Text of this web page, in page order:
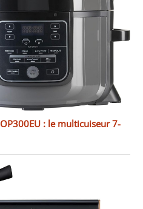
: le multicuiseur 7-